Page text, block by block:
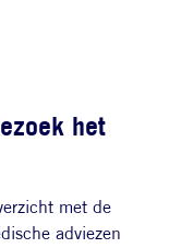
het
met de
adviezen